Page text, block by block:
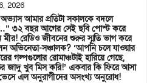
2026
আমার প্রতিটা সকালকে বদলে
৩২ বছর আগের সেই ছবি পোস্ট করে
রেডিও জীবনের শুরুর স্মৃতি ভাগ করে
অভিনেতা-সঞ্চালক? ‘আপনি চলে যাওয়ার
গল্পগুলোর রোমাঞ্চটাই হারিয়ে গেছে,
জাদু খুব মিস করি!’ একবার কি ফিরে আসা
এল অনুরাগীদের অসংখ্য অনুরোধ!